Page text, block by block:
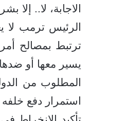
الاجابة، لا.. إلا
الرئيس ترمب لا
ترتبط بمصالح
يسير معها أو
المطلوب من
استمرار دفع